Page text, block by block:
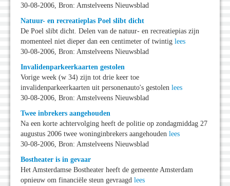
30-08-2006, Bron: Amstelveens Nieuwsblad
Natuur- en recreatieplas Poel slibt dicht
De Poel slibt dicht. Delen van de natuur- en recreatiepias zijn
momenteel niet dieper dan een centimeter of twintig lees
30-08-2006, Bron: Amstelveens Nieuwsblad
Invalidenparkeerkaarten gestolen
Vorige week (w 34) zijn tot drie keer toe
invalidenparkeerkaarten uit personenauto's gestolen lees
30-08-2006, Bron: Amstelveens Nieuwsblad
Twee inbrekers aangehouden
Na een korte achtervolging heeft de politie op zondagmiddag 27
augustus 2006 twee woninginbrekers aangehouden lees
30-08-2006, Bron: Amstelveens Nieuwsblad
Bostheater is in gevaar
Het Amsterdamse Bostheater heeft de gemeente Amsterdam
opnieuw om financiële steun gevraagd lees